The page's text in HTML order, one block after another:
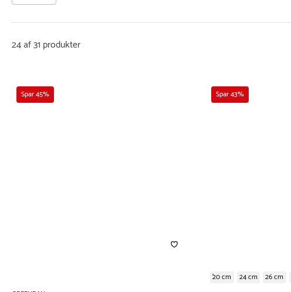
24 af 31 produkter
Spar 45% Spar 43%
20 cm 24 cm 26 cm